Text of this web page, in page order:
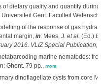
dietary quality and quantity
Gent. Faculteit
of the response of gas
margin, in: Mees, J. et al. (Ed.)
2016. VLIZ Special Publication,
marine nematodes:
Ghent. 79 pp., more
dinoflagellate cysts from core